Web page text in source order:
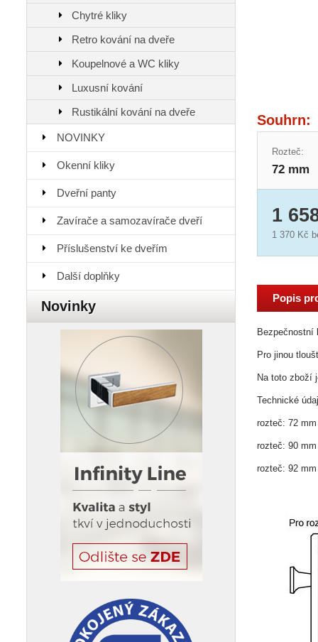
Chytré kliky
Retro kování na dveře
Koupelnové a WC kliky
Luxusní kování
Rustikální kování na dveře
NOVINKY
Okenní kliky
Dveřní panty
Zavírače a samozavírače dveří
Příslušenství ke dveřím
Další doplňky
Novinky
Souhrn:
Rozteč:
72 mm
1
1 370 Kč
Popis
Pro jinou
Na toto zboží
Technické
rozteč: 72
rozteč: 90
rozteč: 92